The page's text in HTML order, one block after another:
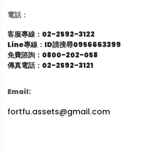
電話：
客服專線：02-2592-3122
Line專線：ID請搜尋0956663399
免費諮詢：0800-202-058
傳真電話：02-2592-3121
Email:
fortfu.assets@gmail.com